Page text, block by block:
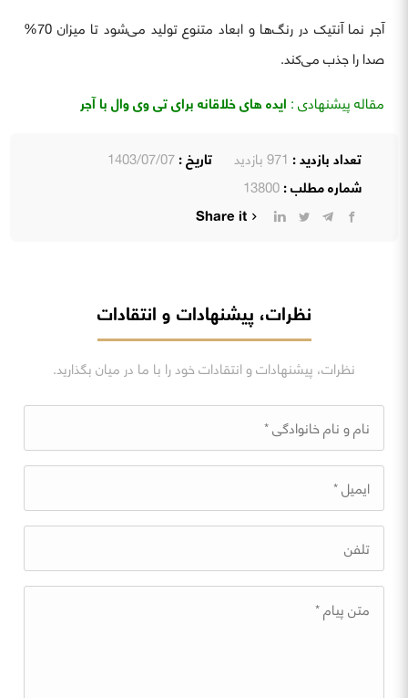
آجر نما آنتیک در رنگ‌ها و ابعاد متنوع تولید می‌شود تا میزان 70%
صدا را جذب می‌کند.
مقاله پیشنهادی :ایده های خلاقانه برای تی وی وال با آجر
تعداد بازدید :
تاریخ :1403/07/07
شماره مطلب :13800
Share it
نظرات، پیشنهادات و انتقادات
نظرات، پیشنهادات و انتقادات خود را با ما در میان بگذارید.